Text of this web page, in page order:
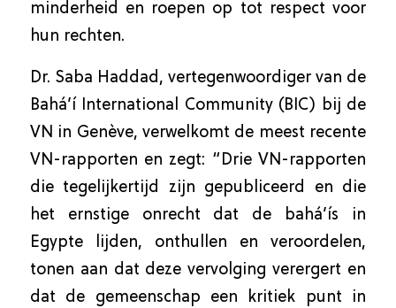
minderheid en roepen op tot respect voor
hun rechten.
Dr. Saba Haddad, vertegenwoordiger van de
Bahá’í International Community (BIC) bij de
VN in Genève, verwelkomt de meest recente
VN-rapporten en zegt: “Drie VN-rapporten
die tegelijkertijd zijn gepubliceerd en die
het ernstige onrecht dat de bahá’ís in
Egypte lijden, onthullen en veroordelen,
tonen aan dat deze vervolging verergert en
dat de gemeenschap een kritiek punt in